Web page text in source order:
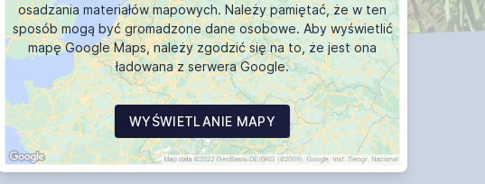
osadzania materiałów mapowych. Należy pamiętać, że w ten
sposób mogą być gromadzone dane osobowe. Aby wyświetlić
mapę Google Maps, należy zgodzić się na to, że jest ona
ładowana z serwera Google.
WYŚWIETLANIE MAPY